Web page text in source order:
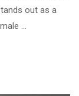
out as a
…